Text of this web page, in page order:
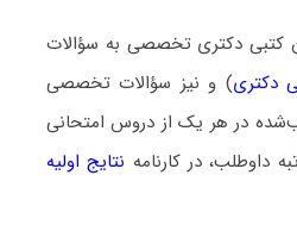
کتبی دکتری تخصصی به سؤالات
دکتری) و نیز سؤالات تخصصی
در هر یک از دروس امتحانی
داوطلب، در کارنامه نتایج اولیه